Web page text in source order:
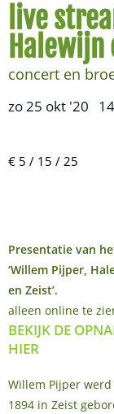
live
Halewijn
concert en
zo 25 okt '20
€ 5 / 15 / 25
Presentatie van
‘Willem Pijper,
en Zeist’.
alleen online te
BEKIJK DE
HIER
Willem Pijper
1894 in Zeist